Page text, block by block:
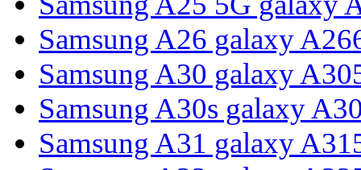
Samsung A26 galaxy
Samsung A30 galaxy
Samsung A30s galaxy
Samsung A31 galaxy